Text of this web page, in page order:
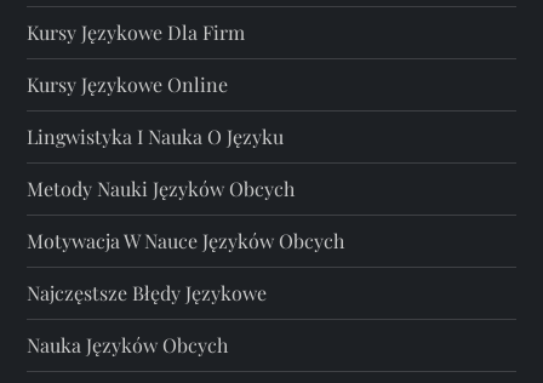
Kursy Językowe Dla Firm
Kursy Językowe Online
Lingwistyka I Nauka O Języku
Metody Nauki Języków Obcych
Motywacja W Nauce Języków Obcych
Najczęstsze Błędy Językowe
Nauka Języków Obcych